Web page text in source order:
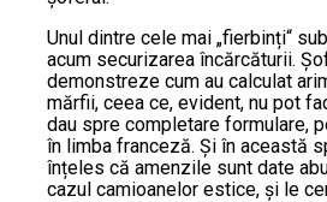
Unul dintre cele mai „fierbinți“
acum securizarea încărcăturii.
demonstreze cum au calculat
mărfii, ceea ce, evident, nu pot
dau spre completare formulare,
în limba franceză. Și în această
înțeles că amenzile sunt date
cazul camioanelor estice, și le